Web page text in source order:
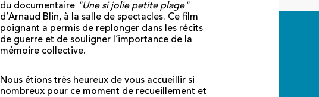
du documentaire "Une si jolie petite plage"
d’Arnaud Blin, à la salle de spectacles. Ce film
poignant a permis de replonger dans les récits
de guerre et de souligner l’importance de la
mémoire collective.
Nous étions très heureux de vous accueillir si
nombreux pour ce moment de recueillement et